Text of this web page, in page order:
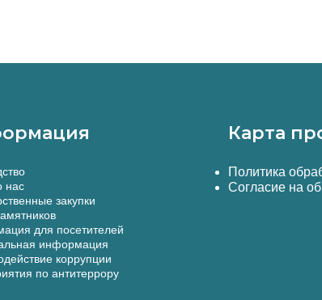
нас
закупки
для посетителей
информация
коррупции
по антитеррору
Карта
Политика
Согласие на